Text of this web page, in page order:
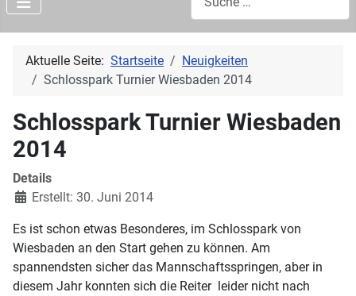
Aktuelle Seite: Startseite
Neuigkeiten
Schlosspark Turnier Wiesbaden 2014
Schlosspark Turnier Wiesbaden
2014
Details
Erstellt: 30. Juni 2014
Es ist schon etwas Besonderes, im Schlosspark von
Wiesbaden an den Start gehen zu können. Am
spannendsten sicher das Mannschaftsspringen, aber in
diesem Jahr konnten sich die Reiter leider nicht nach